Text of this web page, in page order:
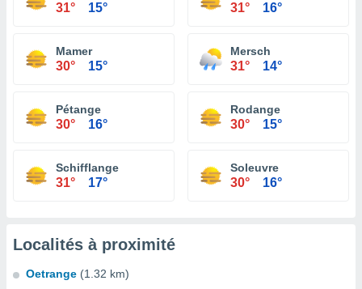
31° 15° 31° 16°
Mamer
30° 15°
Mersch
31° 14°
Pétange
30° 16°
Rodange
30° 15°
Schifflange
31° 17°
Soleuvre
30° 16°
Localités à proximité
Oetrange (1.32 km)